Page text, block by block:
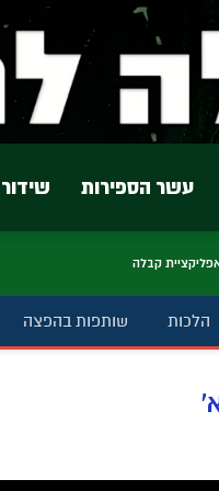
עשר הספירות
קבלה
הלכות שותפות בהפצה